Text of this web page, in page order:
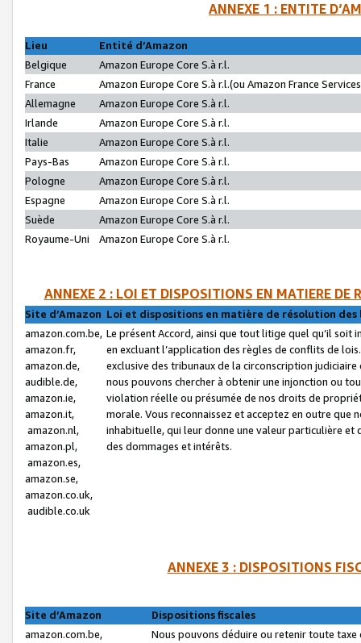
ANNEXE 1 : ENTITE
Lieu
Entité d’Amazon
Belgique
Amazon Europe Core S.à r.l.
France
Amazon Europe Core S.à r.l.(ou Amazon France
Allemagne
Amazon Europe Core S.à r.l.
Irlande
Amazon Europe Core S.à r.l.
Italie
Amazon Europe Core S.à r.l.
Pays-Bas
Amazon Europe Core S.à r.l.
Pologne
Amazon Europe Core S.à r.l.
Espagne
Amazon Europe Core S.à r.l.
Suède
Amazon Europe Core S.à r.l.
Royaume-Uni
Amazon Europe Core S.à r.l.
ANNEXE 2 : LOI ET DISPOSITIONS EN MATIERE DE
Site d’Amazon Loi et dispositions en matière de résolution
amazon.com.be,
amazon.fr,
amazon.de,
audible.de,
amazon.ie,
amazon.it,
amazon.nl,
amazon.pl,
amazon.es,
amazon.se,
amazon.co.uk,
audible.co.uk
Le présent Accord, ainsi que tout litige quel qu’il soit
en excluant l’application des règles de conflits de
exclusive des tribunaux de la circonscription
nous pouvons chercher à obtenir une injonction ou
violation réelle ou présumée de nos droits de
morale. Vous reconnaissez et acceptez en outre que
inhabituelle, qui leur donne une valeur particulière
des dommages et intérêts.
ANNEXE 3 : DISPOSITIONS
Site d’Amazon
Dispositions fiscales
amazon.com.be,
Nous pouvons déduire ou retenir toute